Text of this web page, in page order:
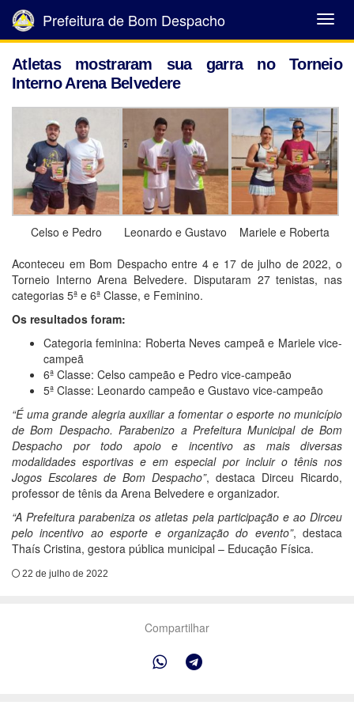
Abrir
Menu
Prefeitura de Bom Despacho
Atletas mostraram sua garra no Torneio
Interno Arena Belvedere
Celso e Pedro Leonardo e Gustavo
Mariele e Roberta
Aconteceu em Bom Despacho entre 4 e 17 de julho de 2022, o
Torneio Interno Arena Belvedere. Disputaram 27 tenistas, nas
categorias 5ª e 6ª Classe, e Feminino.
Os resultados foram:
Categoria feminina: Roberta Neves campeã e Mariele vice-
campeã
6ª Classe: Celso campeão e Pedro vice-campeão
5ª Classe: Leonardo campeão e Gustavo vice-campeão
“É uma grande alegria auxiliar a fomentar o esporte no município
de Bom Despacho. Parabenizo a Prefeitura Municipal de Bom
Despacho por todo apoio e incentivo as mais diversas
modalidades esportivas e em especial por incluir o tênis nos
Jogos Escolares de Bom Despacho”, destaca Dirceu Ricardo,
professor de tênis da Arena Belvedere e organizador.
“A Prefeitura parabeniza os atletas pela participação e ao Dirceu
pelo incentivo ao esporte e organização do evento”, destaca
Thaís Cristina, gestora pública municipal – Educação Física.
22 de julho de 2022
Compartilhar